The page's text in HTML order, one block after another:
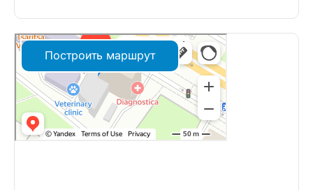
Построить маршрут